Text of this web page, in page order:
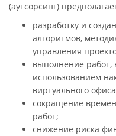
(аутсорсинг)
разработку и
алгоритмов,
управления
выполнение работ,
использованием
виртуального
сокращение
работ;
снижение риска